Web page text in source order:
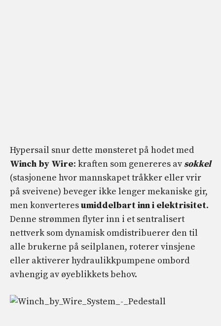
Hypersail snur dette mønsteret på hodet med
Winch by Wire: kraften som genereres avsokkel
(stasjonene hvor mannskapet tråkker eller vrir
på sveivene) beveger ikke lenger mekaniske gir,
men konverteresumiddelbart inn i elektrisitet.
Denne strømmen flyter inn i et sentralisert
nettverk som dynamisk omdistribuerer den til
alle brukerne på seilplanen, roterer vinsjene
eller aktiverer hydraulikkpumpene ombord
avhengig av øyeblikkets behov.